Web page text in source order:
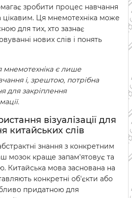
зробити процес навчання
Ця мнемотехніка може
для тих, хто зазнає
нових слів і понять
мнемотехніка є лише
і, зрештою, потрібна
для закріплення
візуалізації для
китайських слів
знання з конкретним
мозок краще запам'ятовує та
Китайська мова заснована на
конкретні об'єкти або
придатною для